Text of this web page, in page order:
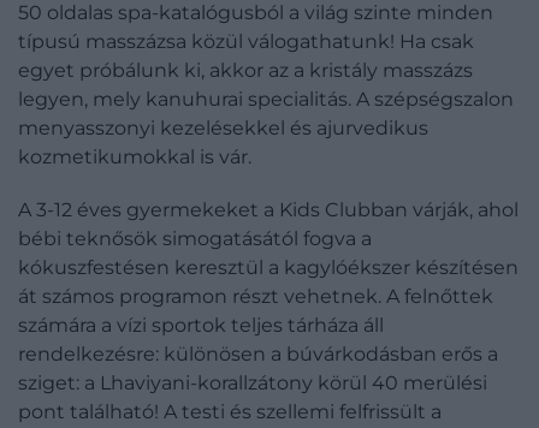
50 oldalas spa-katalógusból a világ szinte minden
típusú masszázsa közül válogathatunk! Ha csak
egyet próbálunk ki, akkor az a kristály masszázs
legyen, mely kanuhurai specialitás. A szépségszalon
menyasszonyi kezelésekkel és ajurvedikus
kozmetikumokkal is vár.
A 3-12 éves gyermekeket a Kids Clubban várják, ahol
bébi teknősök simogatásától fogva a
kókuszfestésen keresztül a kagylóékszer készítésen
át számos programon részt vehetnek. A felnőttek
számára a vízi sportok teljes tárháza áll
rendelkezésre: különösen a búvárkodásban erős a
sziget: a Lhaviyani-korallzátony körül 40 merülési
pont található! A testi és szellemi felfrissült a